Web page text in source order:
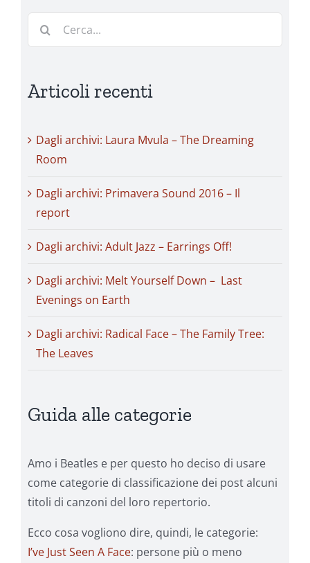
Cerca
Articoli recenti
Dagli archivi: Laura Mvula – The Dreaming
Room
Dagli archivi: Primavera Sound 2016 – Il
report
Dagli archivi: Adult Jazz – Earrings Off!
Dagli archivi: Melt Yourself Down – Last
Evenings on Earth
Dagli archivi: Radical Face – The Family Tree:
The Leaves
Guida alle categorie
Amo i Beatles e per questo ho deciso di usare
come categorie di classificazione dei post alcuni
titoli di canzoni del loro repertorio.
Ecco cosa vogliono dire, quindi, le categorie:
I’ve Just Seen A Face: persone più o meno